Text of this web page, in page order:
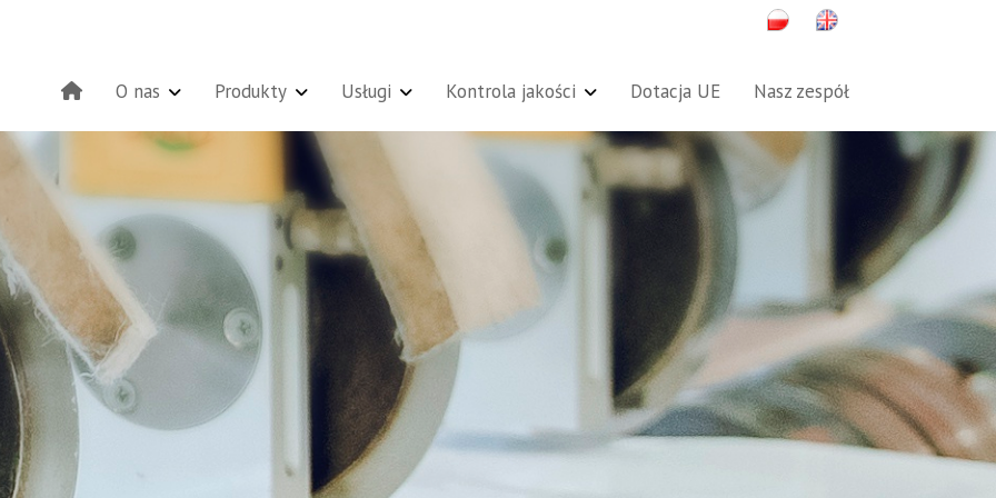
O nas Produkty Usługi Kontrola jakości Dotacja UE Nasz zespół